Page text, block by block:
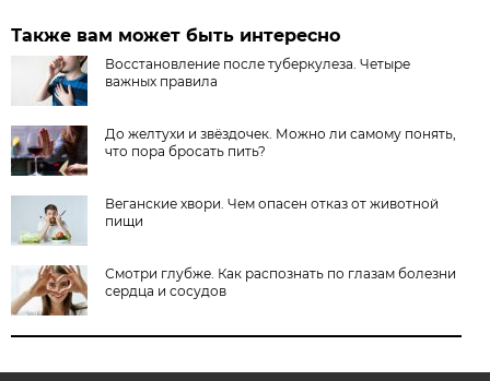
Также вам может быть интересно
Восстановление после туберкулеза. Четыре
важных правила
До желтухи и звёздочек. Можно ли самому понять,
что пора бросать пить?
Веганские хвори. Чем опасен отказ от животной
пищи
Смотри глубже. Как распознать по глазам болезни
сердца и сосудов